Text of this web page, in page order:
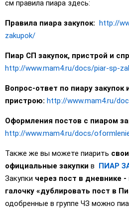
см правила пиара здесь:
Правила пиара закупок:
http://
zakupok/
Пиар СП закупок, пристрой и
http://www.mam4.ru/docs/piar-sp-
Вопрос-ответ по пиару закупок
пристрою: http://www.mam4.ru/
Оформления постов с пиаром
http://www.mam4.ru/docs/
Также же вы можете пиарить
официальные закупки в ПИАР
Закупки через пост в дневнике
галочку «дублировать пост в
одобренные в группе ЧЗ можно